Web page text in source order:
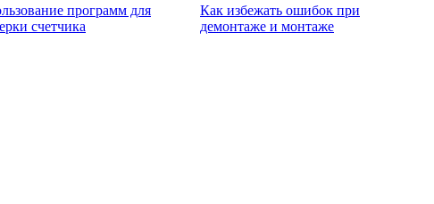
программ для
счетчика
Как избежать ошибок при
демонтаже и монтаже